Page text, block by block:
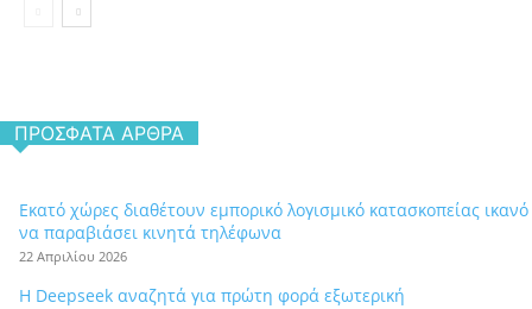
ΠΡΌΣΦΑΤΑ ΆΡΘΡΑ
Εκατό χώρες διαθέτουν εμπορικό λογισμικό κατασκοπείας ικανό
να παραβιάσει κινητά τηλέφωνα
22 Απριλίου 2026
Η Deepseek αναζητά για πρώτη φορά εξωτερική